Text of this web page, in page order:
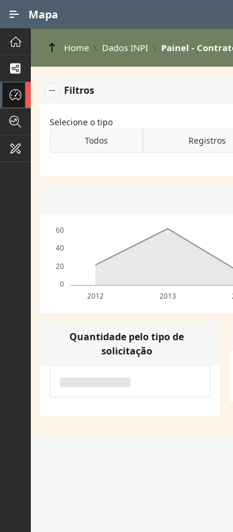
Mapa
Processos de Negócios
Home Dados INPI Painel -
Filtros
Selecione o tipo
Todos
Registros
0
20
40
60
2012 2013
Quantidade pelo tipo de
solicitação